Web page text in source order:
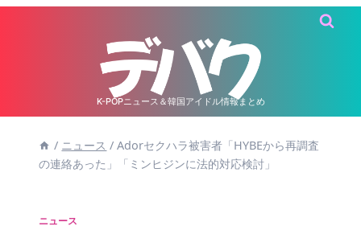
K-POPニュース＆韓国アイドル情報まとめ
/ ニュース / Adorセクハラ被害者「HYBEから再調査
の連絡あった」「ミンヒジンに法的対応検討」
ニュース